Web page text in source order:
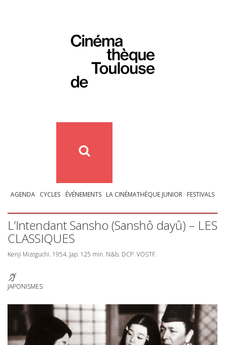
AGENDA CYCLES ÉVÉNEMENTS LA CINÉMATHÈQUE JUNIOR FESTIVALS
L’Intendant Sansho (Sanshô dayû) – LES
CLASSIQUES
Kenji Mizoguchi. 1954. Jap. 125 min. N&b. DCP. VOSTF.
JAPONISMES